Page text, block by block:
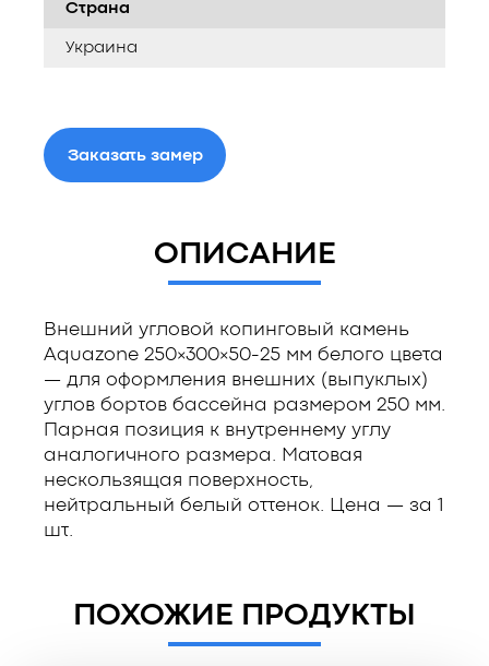
Страна
Украина
Заказать замер
ОПИСАНИЕ
Внешний угловой копинговый камень
Aquazone 250×300×50-25 мм белого цвета
— для оформления внешних (выпуклых)
углов бортов бассейна размером 250 мм.
Парная позиция к внутреннему углу
аналогичного размера. Матовая
нескользящая поверхность,
нейтральный белый оттенок. Цена — за 1
шт.
ПОХОЖИЕ ПРОДУКТЫ